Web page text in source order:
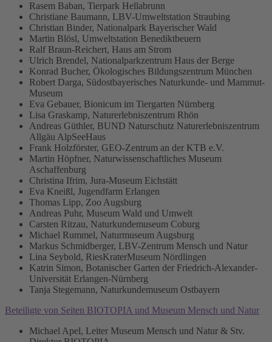
Rasem Baban, Tierpark Hellabrunn
Christiane Baumann, LBV-Umweltstation Straubing
Christian Binder, Nationalpark Bayerischer Wald
Martin Blösl, Umweltstation Benediktbeuern
Ralf Braun-Reichert, Haus am Strom
Ulrich Brendel, Nationalparkzentrum Haus der Berge
Konrad Bucher, Ökologisches Bildungszentrum München
Robert Darga, Südostbayerisches Naturkunde- und Mammut-
Museum
Eva Gebauer, Bionicum im Tiergarten Nürnberg
Lisa Graskamp, Naturerlebniszentrum Rhön
Andreas Güthler, BUND Naturschutz Naturerlebniszentrum
Allgäu AlpSeeHaus
Frank Holzförster, GEO-Zentrum an der KTB e.V.
Martin Höpfner, Naturwissenschaftliches Museum
Aschaffenburg
Christina Ifrim, Jura-Museum Eichstätt
Eva Kneißl, Jugendfarm Erlangen
Thomas Lipp, Zoo Augsburg
Andreas Puhr, Museum Wald und Umwelt
Carsten Ritzau, Naturkundemuseum Coburg
Michael Rummel, Naturmuseum Augsburg
Markus Schmidberger, LBV-Zentrum Mensch und Natur
Lina Seybold, RiesKraterMuseum Nördlingen
Katrin Simon, Botanischer Garten der Friedrich-Alexander-
Universität Erlangen-Nürnberg
Tanja Stegemann, Naturkundemuseum Ostbayern
Beteiligte von Seiten BIOTOPIA und Museum Mensch und Natur
Michael Apel, Leiter Museum Mensch und Natur & Stv.